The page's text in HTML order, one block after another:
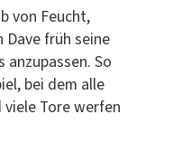
von Feucht,
früh seine
So
bei dem alle
Tore wer­fen